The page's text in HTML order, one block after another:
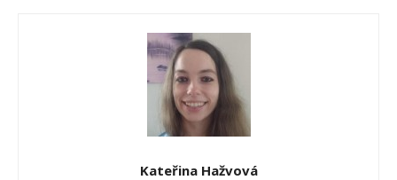
Kateřina Hažvová